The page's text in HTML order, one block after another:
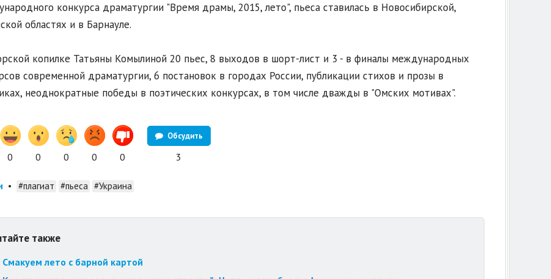
конкурса драматургии "Время драмы, 2015, лето", пьеса ставилась в Новосибирской,
областях и в Барнауле.
копилке Татьяны Комылиной 20 пьес, 8 выходов в шорт-лист и 3 - в финалы международных
современной драматургии, 6 постановок в городах России, публикации стихов и прозы в
неоднократные победы в поэтических конкурсах, в том числе дважды в "Омских мотивах".
0 0 0 0 0
Обсудить
3
• #плагиат #пьеса #Украина
также
Смакуем лето с барной картой